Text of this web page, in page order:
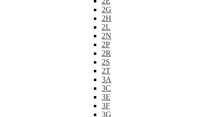
2G
2H
2L
2N
2P
2R
2S
2T
3A
3C
3E
3F
3G